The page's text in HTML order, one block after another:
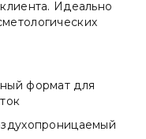
Идеально
формат для